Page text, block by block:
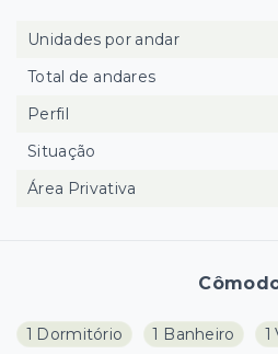
1 Dormitório 1 Banheiro 1
Unidades por andar
Total de andares
Perfil
Situação
Área Privativa